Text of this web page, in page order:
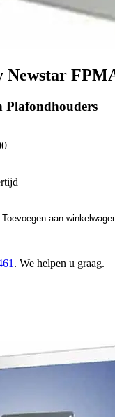
Newstar
Plafondhouders
Toevoegen aan
. We helpen u graag.